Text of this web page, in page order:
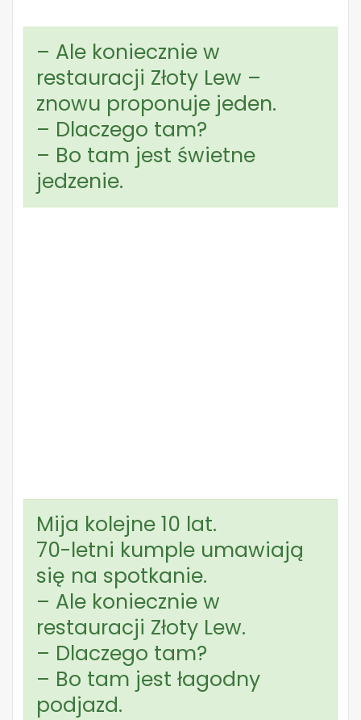
– Ale koniecznie w
restauracji Złoty Lew –
znowu proponuje jeden.
– Dlaczego tam?
– Bo tam jest świetne
jedzenie.
Mija kolejne 10 lat.
70-letni kumple umawiają
się na spotkanie.
– Ale koniecznie w
restauracji Złoty Lew.
– Dlaczego tam?
– Bo tam jest łagodny
podjazd.